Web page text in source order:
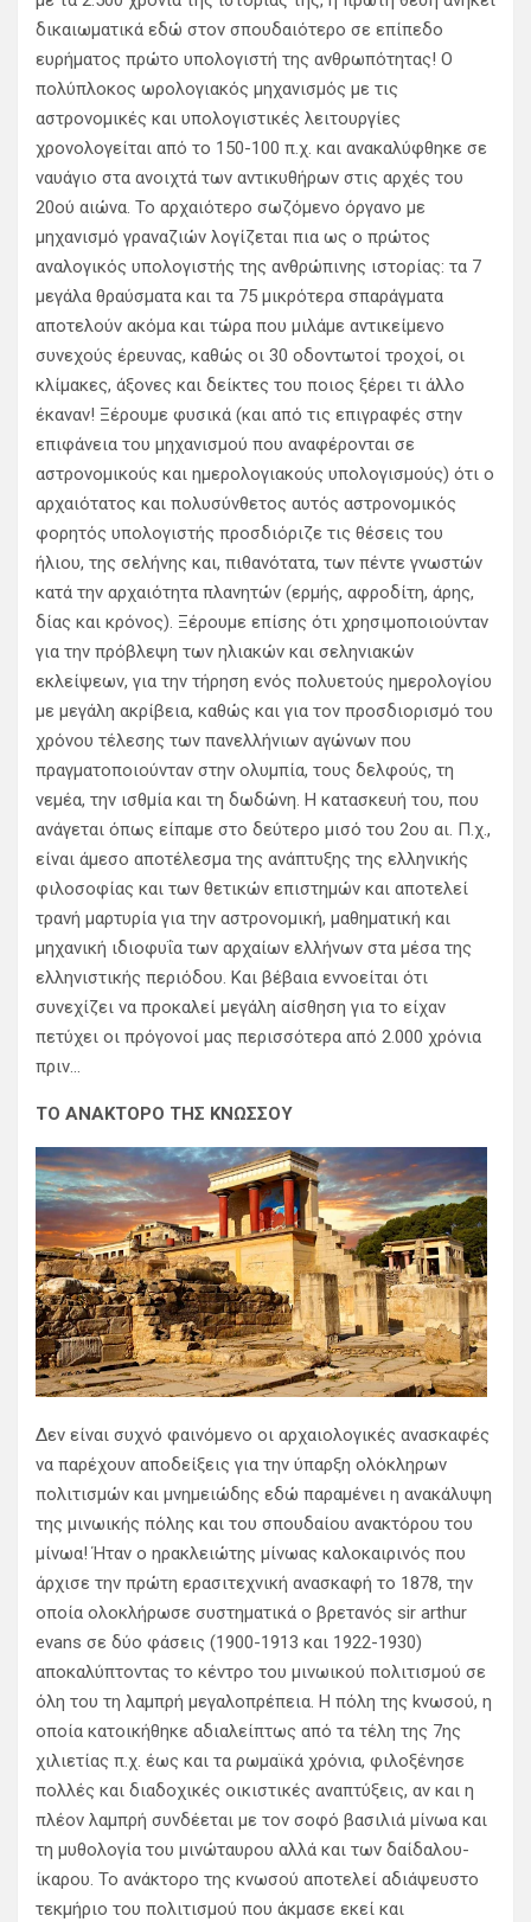
δικαιωματικά εδώ στον σπουδαιότερο σε επίπεδο
ευρήματος πρώτο υπολογιστή της ανθρωπότητας! Ο
πολύπλοκος ωρολογιακός μηχανισμός με τις
αστρονομικές και υπολογιστικές λειτουργίες
χρονολογείται από το 150-100 π.χ. και ανακαλύφθηκε σε
ναυάγιο στα ανοιχτά των αντικυθήρων στις αρχές του
20ού αιώνα. Το αρχαιότερο σωζόμενο όργανο με
μηχανισμό γραναζιών λογίζεται πια ως ο πρώτος
αναλογικός υπολογιστής της ανθρώπινης ιστορίας: τα 7
μεγάλα θραύσματα και τα 75 μικρότερα σπαράγματα
αποτελούν ακόμα και τώρα που μιλάμε αντικείμενο
συνεχούς έρευνας, καθώς οι 30 οδοντωτοί τροχοί, οι
κλίμακες, άξονες και δείκτες του ποιος ξέρει τι άλλο
έκαναν! Ξέρουμε φυσικά (και από τις επιγραφές στην
επιφάνεια του μηχανισμού που αναφέρονται σε
αστρονομικούς και ημερολογιακούς υπολογισμούς) ότι ο
αρχαιότατος και πολυσύνθετος αυτός αστρονομικός
φορητός υπολογιστής προσδιόριζε τις θέσεις του
ήλιου, της σελήνης και, πιθανότατα, των πέντε γνωστών
κατά την αρχαιότητα πλανητών (ερμής, αφροδίτη, άρης,
δίας και κρόνος). Ξέρουμε επίσης ότι χρησιμοποιούνταν
για την πρόβλεψη των ηλιακών και σεληνιακών
εκλείψεων, για την τήρηση ενός πολυετούς ημερολογίου
με μεγάλη ακρίβεια, καθώς και για τον προσδιορισμό του
χρόνου τέλεσης των πανελλήνιων αγώνων που
πραγματοποιούνταν στην ολυμπία, τους δελφούς, τη
νεμέα, την ισθμία και τη δωδώνη. Η κατασκευή του, που
ανάγεται όπως είπαμε στο δεύτερο μισό του 2ου αι. Π.χ.,
είναι άμεσο αποτέλεσμα της ανάπτυξης της ελληνικής
φιλοσοφίας και των θετικών επιστημών και αποτελεί
τρανή μαρτυρία για την αστρονομική, μαθηματική και
μηχανική ιδιοφυΐα των αρχαίων ελλήνων στα μέσα της
ελληνιστικής περιόδου. Και βέβαια εννοείται ότι
συνεχίζει να προκαλεί μεγάλη αίσθηση για το είχαν
πετύχει οι πρόγονοί μας περισσότερα από 2.000 χρόνια
πριν…
ΤΟ ΑΝΑΚΤΟΡΟ ΤΗΣ ΚΝΩΣΣΟΥ
Δεν είναι συχνό φαινόμενο οι αρχαιολογικές ανασκαφές
να παρέχουν αποδείξεις για την ύπαρξη ολόκληρων
πολιτισμών και μνημειώδης εδώ παραμένει η ανακάλυψη
της μινωικής πόλης και του σπουδαίου ανακτόρου του
μίνωα! Ήταν ο ηρακλειώτης μίνωας καλοκαιρινός που
άρχισε την πρώτη ερασιτεχνική ανασκαφή το 1878, την
οποία ολοκλήρωσε συστηματικά ο βρετανός sir arthur
evans σε δύο φάσεις (1900-1913 και 1922-1930)
αποκαλύπτοντας το κέντρο του μινωικού πολιτισμού σε
όλη του τη λαμπρή μεγαλοπρέπεια. Η πόλη της kνωσού, η
οποία κατοικήθηκε αδιαλείπτως από τα τέλη της 7ης
χιλιετίας π.χ. έως και τα ρωμαϊκά χρόνια, φιλοξένησε
πολλές και διαδοχικές οικιστικές αναπτύξεις, αν και η
πλέον λαμπρή συνδέεται με τον σοφό βασιλιά μίνωα και
τη μυθολογία του μινώταυρου αλλά και των δαίδαλου-
ίκαρου. Το ανάκτορο της κνωσού αποτελεί αδιάψευστο
τεκμήριο του πολιτισμού που άκμασε εκεί και